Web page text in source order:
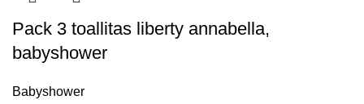
Pack 3 toallitas liberty annabella,
babyshower
Babyshower